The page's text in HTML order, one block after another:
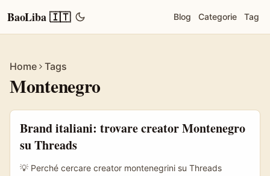
BaoLiba 🇮🇹 Blog Categorie Tag
Home Tags
Montenegro
Brand italiani: trovare creator Montenegro
su Threads
💡 Perché cercare creator montenegrini su Threads